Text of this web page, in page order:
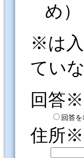
め）
※は入
てい
回答※
回答
住所※